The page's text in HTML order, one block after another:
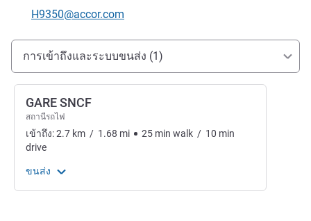
อีเมลติดต่อ
H9350@accor.com
การเข้าถึงและการเดินทาง
การเข้าถึงและระบบขนส่ง (1)
GARE SNCF
สถานีรถไฟ
เข้าถึง:2.7 km / 1.68 mi 25 min walk / 10 min
drive
ขนส่ง